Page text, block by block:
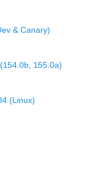
& Canary)
155.0a)
(Linux)